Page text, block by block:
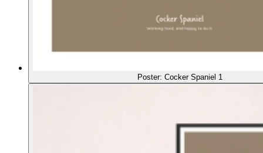
Poster: Cocker Spaniel 1